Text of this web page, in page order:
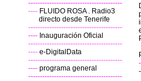
----------------------------------------
---- FLUIDO ROSA . Radio3
directo desde Tenerife
----------------------------------------
---- Inauguración Oficial
----------------------------------------
---- e-DigitalData
----------------------------------------
---- programa general
----------------------------------------
-